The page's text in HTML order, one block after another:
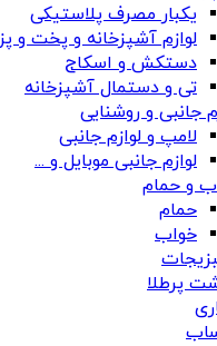
یکبار مصرف پلاستیکی
لوازم آشپزخانه و پخت و پز
دستکش و اسکاج
تی و دستمال آشپزخانه
جانبی و روشنایی
لامپ و لوازم جانبی
لوازم جانبی موبایل و ...
و حمام
حمام
خواب
پرطلا